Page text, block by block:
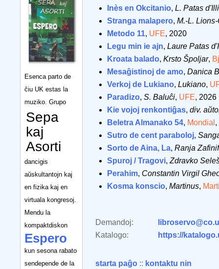
Esenca parto de
ĉiu UK estas la
muziko. Grupo
Sepa
kaj
Asorti
dancigis
aŭskultantojn kaj
en fizika kaj en
virtuala kongresoj.
Mendu la
kompaktdiskon
Espero
kun sesona rabato
sendepende de la
Inès en Okcitanio, L. Patas
Stranga malapero, M.-L.
Metodo 11, UFE, 2020
Legu min ie ajn, Laure Patas
Kroata balado, Krsto Špoljar,
Mesaĝistinoj de amo, Danica
Verkoj de Lukiano, Lukiano,
Paradizo, S. Baluĉi, UFE, 2026
Kie vojoj renkontiĝas, div.
Beletra Almanako 54, Mondial ,
Sutro de cent paraboloj,
Sorto de Aina, La, Ranja
Spuroj / Tragovi, Zdravko
Perahim, Constantin Virgil
Kosma konscio, Martinus,
Demandoj:
Katalogo:
https://
starta paĝo :: kontaktu nin